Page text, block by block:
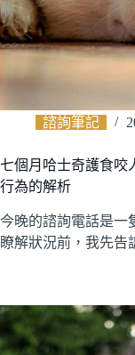
諮詢筆記
七個月哈士奇護食咬
行為的解析
今晚的諮詢電話是一
瞭解狀況前，我先